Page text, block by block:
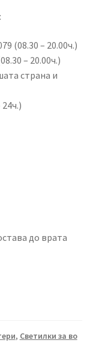
(08.30 – 20.00ч.)
– 20.00ч.)
страна и
до врата
, Светилки за во